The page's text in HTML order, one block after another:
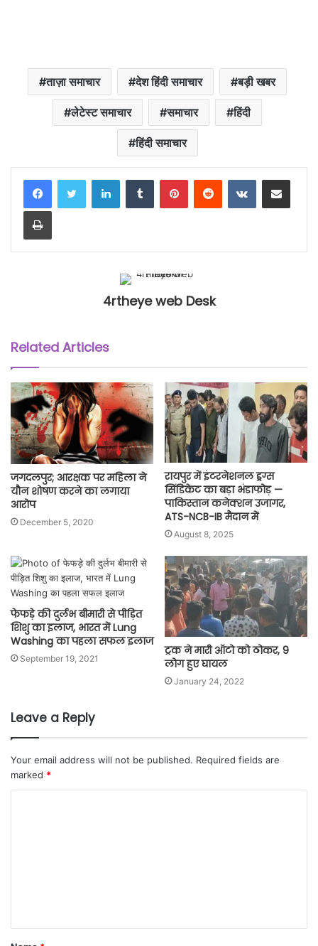
ताज़ा समाचार देश हिंदी समाचार बड़ी खबर
लेटेस्ट समाचार समाचार हिंदी
हिंदी समाचार
LinkedInTumblr PinterestReddit VKontakteShare via Email
Print
4rtheye web Desk
Related Articles
जगदलपुर; आरक्षक पर महिला ने
यौन शोषण करने का लगाया
आरोप
December 5, 2020
रायपुर में इंटरनेशनल ड्रग्स
सिंडिकेट का बड़ा भंडाफोड़ —
पाकिस्तान कनेक्शन उजागर,
ATS-NCB-IB मैदान में
August 8, 2025
फेफड़े की दुर्लभ बीमारी से पीड़ित
शिशु का इलाज, भारत में Lung
Washing का पहला सफल इलाज
September 19, 2021
ट्रक ने मारी ऑटो को ठोकर, 9
लोग हुए घायल
January 24, 2022
Leave a Reply
Your email address will not be published. Required fields are
marked *